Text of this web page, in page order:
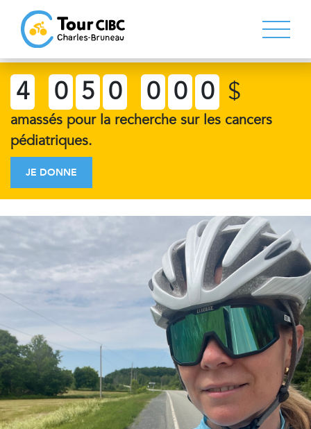
4 0 5 0 0 0 0 $
amassés pour la recherche sur les cancers
pédiatriques.
JE DONNE